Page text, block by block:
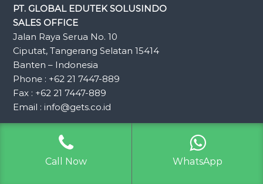
PT. GLOBAL EDUTEK SOLUSINDO
SALES OFFICE
Jalan Raya Serua No. 10
Ciputat, Tangerang Selatan 15414
Banten – Indonesia
Phone : +62 21 7447-889
Fax : +62 21 7447-889
Email : info@gets.co.id
WORKSHOP
Pertokoan Bukit Nusa Indah
Serua, Tangerang Selatan 15414
Call Now WhatsApp